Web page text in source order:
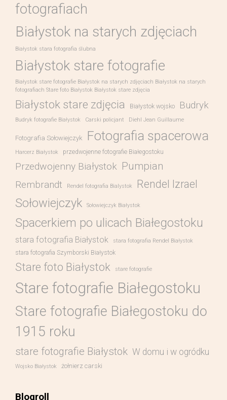
fotografiach
Białystok na starych zdjęciach
Białystok stara fotografia ślubna
Białystok stare fotografie
Białystok stare fotografie Białystok na starych zdjęciach Białystok na starych
fotografiach Stare foto Białystok Białystok stare zdjęcia
Białystok stare zdjęcia Białystok wojsko Budryk
Budryk fotografie Białystok Carski policjant Diehl Jean Guillaume
Fotografia Sołowiejczyk Fotografia spacerowa
Harcerz Białystok przedwojenne fotografie Białegostoku
Przedwojenny Białystok Pumpian
Rembrandt Rendel fotografia Bialystok Rendel Izrael
Sołowiejczyk Sołowiejczyk Białystok
Spacerkiem po ulicach Białegostoku
stara fotografia Białystok stara fotografia Rendel Białystok
stara fotografia Szymborski Białystok
Stare foto Białystok stare fotografie
Stare fotografie Białegostoku
Stare fotografie Białegostoku do
1915 roku
stare fotografie Białystok W domu i w ogródku
Wojsko Białystok żołnierz carski
Blogroll